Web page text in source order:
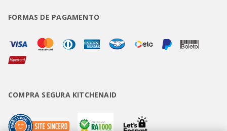
FORMAS DE PAGAMENTO
COMPRA SEGURA KITCHENAID